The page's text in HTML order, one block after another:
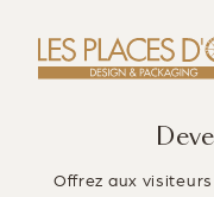
o
o
n
Offrez aux